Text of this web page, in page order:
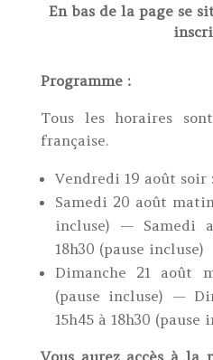
En bas de la page se
Programme :
Tous les horaires
française.
Vendredi 19 août soir
Samedi 20 août
incluse) — Samedi
18h30 (pause incluse)
Dimanche 21 août
(pause incluse) —
15h45 à 18h30 (pause
Vous aurez accès à la